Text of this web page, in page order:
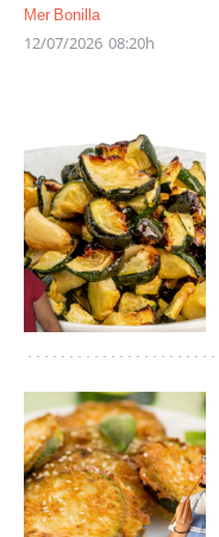
Mer Bonilla
12/07/2026 08:20h